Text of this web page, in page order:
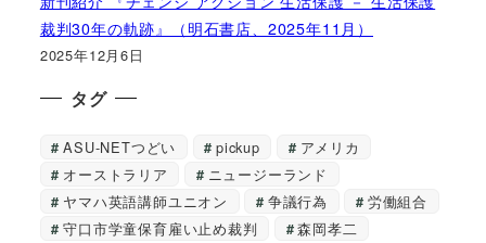
裁判30年の軌跡』（明石書店、2025年11月）
2025年12月6日
タグ
ASU-NETつどい pickup
アメリカ
オーストラリア
ニュージーランド
ヤマハ英語講師ユニオン
争議行為
労働組合
守口市学童保育雇い止め裁判
森岡孝二